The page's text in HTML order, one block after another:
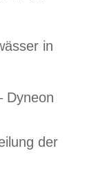
in
Dyneon
der